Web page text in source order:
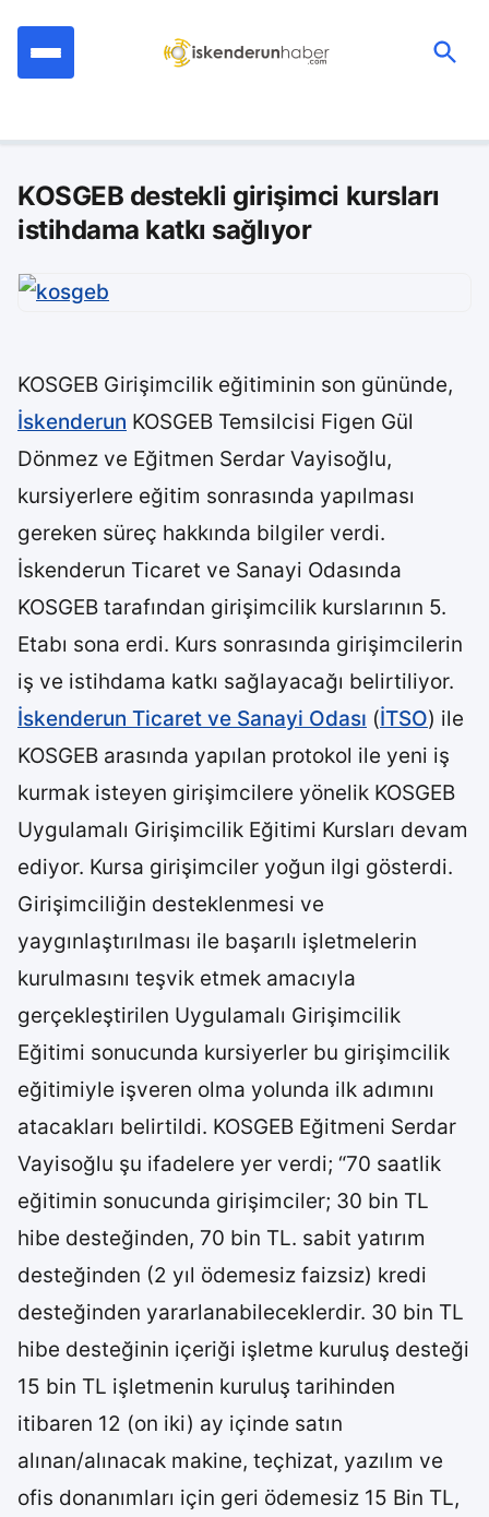
KOSGEB destekli girişimci kursları
istihdama katkı sağlıyor
KOSGEB Girişimcilik eğitiminin son gününde,
İskenderun KOSGEB Temsilcisi Figen Gül
Dönmez ve Eğitmen Serdar Vayisoğlu,
kursiyerlere eğitim sonrasında yapılması
gereken süreç hakkında bilgiler verdi.
İskenderun Ticaret ve Sanayi Odasında
KOSGEB tarafından girişimcilik kurslarının 5.
Etabı sona erdi. Kurs sonrasında girişimcilerin
iş ve istihdama katkı sağlayacağı belirtiliyor.
İskenderun Ticaret ve Sanayi Odası (İTSO) ile
KOSGEB arasında yapılan protokol ile yeni iş
kurmak isteyen girişimcilere yönelik KOSGEB
Uygulamalı Girişimcilik Eğitimi Kursları devam
ediyor. Kursa girişimciler yoğun ilgi gösterdi.
Girişimciliğin desteklenmesi ve
yaygınlaştırılması ile başarılı işletmelerin
kurulmasını teşvik etmek amacıyla
gerçekleştirilen Uygulamalı Girişimcilik
Eğitimi sonucunda kursiyerler bu girişimcilik
eğitimiyle işveren olma yolunda ilk adımını
atacakları belirtildi. KOSGEB Eğitmeni Serdar
Vayisoğlu şu ifadelere yer verdi; “70 saatlik
eğitimin sonucunda girişimciler; 30 bin TL
hibe desteğinden, 70 bin TL. sabit yatırım
desteğinden (2 yıl ödemesiz faizsiz) kredi
desteğinden yararlanabileceklerdir. 30 bin TL
hibe desteğinin içeriği işletme kuruluş desteği
15 bin TL işletmenin kuruluş tarihinden
itibaren 12 (on iki) ay içinde satın
alınan/alınacak makine, teçhizat, yazılım ve
ofis donanımları için geri ödemesiz 15 Bin TL,